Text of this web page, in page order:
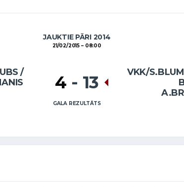
JAUKTIE PĀRI 2014
21/02/2015 08:00
/
VKK/
4 - 13
GALA REZULTĀTS